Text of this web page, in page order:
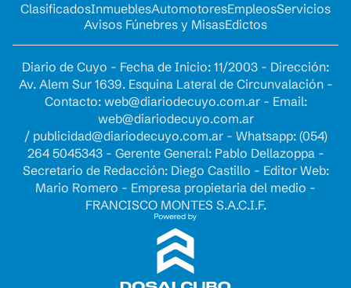
ClasificadosInmueblesAutomotoresEmpleosServicios
Avisos Fúnebres y MisasEdictos
Diario de Cuyo - Fecha de Inicio: 11/2003 - Dirección:
Av. Alem Sur 1639. Esquina Lateral de Circunvalación -
Contacto: web@diariodecuyo.com.ar- Email:
web@diariodecuyo.com.ar
/ publicidad@diariodecuyo.com.ar- Whatsapp: (054)
264 5045343 - Gerente General: Pablo Dellazoppa -
Secretario de Redacción: Diego Castillo - Editor Web:
Mario Romero - Empresa propietaria del medio -
FRANCISCO MONTES S.A.C.I.F.